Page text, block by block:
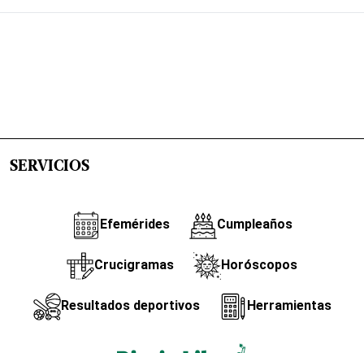
SERVICIOS
Efemérides Cumpleaños
Crucigramas Horóscopos
Resultados deportivos Herramientas